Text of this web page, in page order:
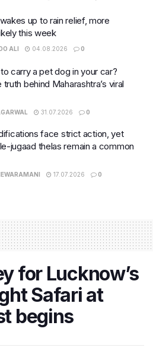
up to rain relief, more
this week
ALI 04.08.2026 0
carry a pet dog in your car?
truth behind Maharashtra’s viral
31.07.2026 0
face strict action, yet
jugaad thelas remain a common
17.07.2026 0
for Lucknow’s
Safari at
begins